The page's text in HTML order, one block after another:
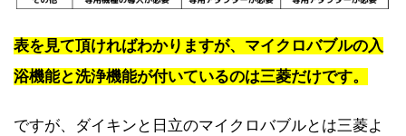
表を見て頂ければわかりますが、マイクロバブルの入
浴機能と洗浄機能が付いているのは三菱だけです。
ですが、ダイキンと日立のマイクロバブルとは三菱よ